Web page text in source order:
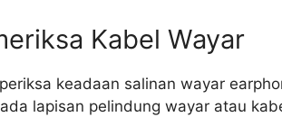
Kabel Wayar
keadaan salinan wayar
lapisan pelindung wayar atau